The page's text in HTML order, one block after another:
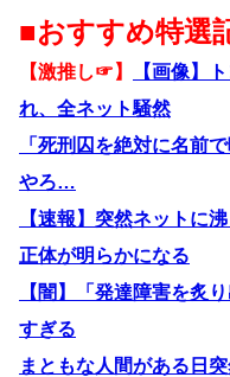
■おすすめ特選
【激推し☞】
【画像】
れ、全ネット騒然
「死刑囚を絶対に名前
やろ…
【速報】突然ネットに
正体が明らかになる
【闇】「発達障害を炙
すぎる
まともな人間がある日